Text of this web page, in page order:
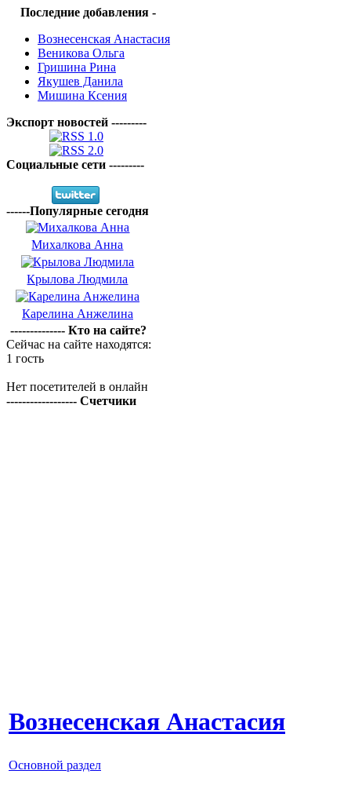
Последние добавления -
Вознесенская Анастасия
Веникова Ольга
Гришина Рина
Якушев Данила
Мишина Ксения
Экспорт новостей ---------
Социальные сети ---------
------Популярные сегодня
Михалкова Анна
Крылова Людмила
Карелина Анжелина
-------------- Кто на сайте?
Сейчас на сайте находятся:
1 гость
Нет посетителей в онлайн
------------------ Счетчики
Вознесенская Анастасия
Основной раздел